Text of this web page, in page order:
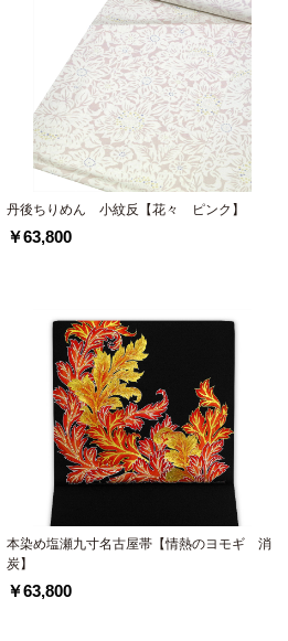
丹後ちりめん 小紋反【花々 ピンク】
￥63,800
本染め塩瀬九寸名古屋帯【情熱のヨモギ 消
炭】
￥63,800